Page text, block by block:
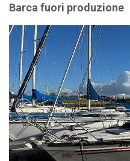
Barca fuori produzione